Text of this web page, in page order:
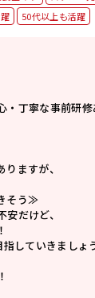
50代以上も活躍
・丁寧な事前研修
ますが、
そう≫
だけど、
していきましょ